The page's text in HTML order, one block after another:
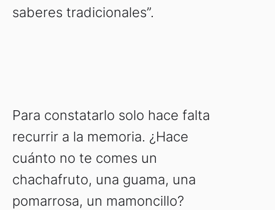
saberes tradicionales”.
Para constatarlo solo hace falta
recurrir a la memoria. ¿Hace
cuánto no te comes un
chachafruto, una guama, una
pomarrosa, un mamoncillo?